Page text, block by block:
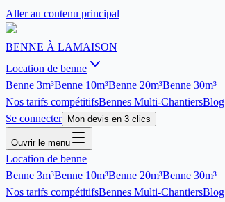
Aller au contenu principal
BENNE À LAMAISON
Location de benne
Benne 3m³Benne 10m³Benne 20m³Benne 30m³
Nos tarifs compétitifsBennes Multi-ChantiersBlog
Se connecter
Mon devis en 3 clics
Ouvrir le menu
Location de benne
Benne 3m³Benne 10m³Benne 20m³Benne 30m³
Nos tarifs compétitifsBennes Multi-ChantiersBlog